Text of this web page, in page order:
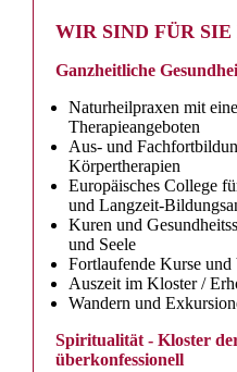
WIR SIND FÜR SIE
Ganzheitliche
Naturheilpraxen mit
Therapieangeboten
Aus- und
Körpertherapien
Europäisches College
und Langzeit-
Kuren und
und Seele
Fortlaufende Kurse und
Auszeit im Kloster /
Wandern und
Spiritualität - Kloster
überkonfessionell